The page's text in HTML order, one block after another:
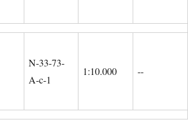
N-33-73-
A-c-1
1:10.000 --